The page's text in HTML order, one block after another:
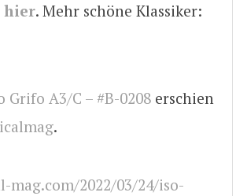
hier. Mehr schöne Klassiker:
Grifo A3/C – #B-0208 erschien
.
mag.com/2022/03/24/iso-